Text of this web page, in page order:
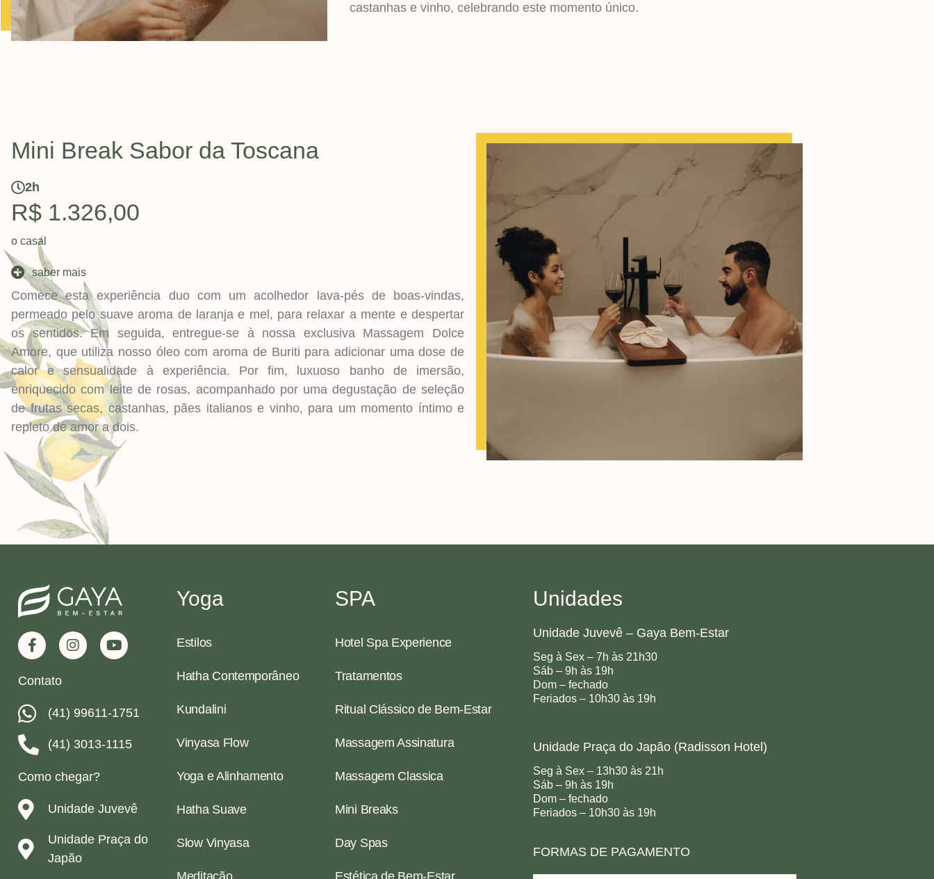
castanhas e vinho, celebrando este momento único.
Mini Break Sabor da Toscana
2h
R$ 1.326,00
o casal
saber mais
Comece esta experiência duo com um acolhedor lava-pés de boas-vindas,
permeado pelo suave aroma de laranja e mel, para relaxar a mente e despertar
os sentidos. Em seguida, entregue-se à nossa exclusiva Massagem Dolce
Amore, que utiliza nosso óleo com aroma de Buriti para adicionar uma dose de
calor e sensualidade à experiência. Por fim, luxuoso banho de imersão,
enriquecido com leite de rosas, acompanhado por uma degustação de seleção
de frutas secas, castanhas, pães italianos e vinho, para um momento íntimo e
repleto de amor a dois.
Contato
(41) 99611-1751
(41) 3013-1115
Como chegar?
Unidade Juvevê
Unidade Praça do
Japão
Yoga
Estilos
Hatha Contemporâneo
Kundalini
Vinyasa Flow
Yoga e Alinhamento
Hatha Suave
Slow Vinyasa
Meditação
SPA
Hotel Spa Experience
Tratamentos
Ritual Clássico de Bem-Estar
Massagem Assinatura
Massagem Classica
Mini Breaks
Day Spas
Estética de Bem-Estar
Unidades
Unidade Juvevê – Gaya Bem-Estar
Seg à Sex – 7h às 21h30
Sáb – 9h às 19h
Dom – fechado
Feriados – 10h30 às 19h
Unidade Praça do Japão (Radisson Hotel)
Seg à Sex – 13h30 às 21h
Sáb – 9h às 19h
Dom – fechado
Feriados – 10h30 às 19h
FORMAS DE PAGAMENTO